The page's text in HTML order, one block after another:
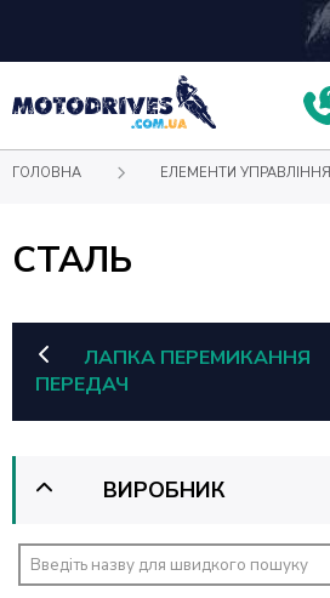
ГОЛОВНА ЕЛЕМЕНТИ УПРАВЛІННЯ
СТАЛЬ
ЛАПКА ПЕРЕМИКАННЯ
ПЕРЕДАЧ
ВИРОБНИК